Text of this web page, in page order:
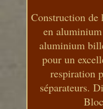
Construction de
en
aluminium
pour un
respiration
séparateurs.